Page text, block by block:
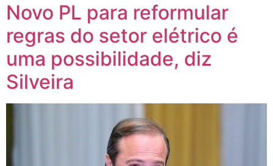
Novo PL para reformular
regras do setor elétrico é
uma possibilidade, diz
Silveira